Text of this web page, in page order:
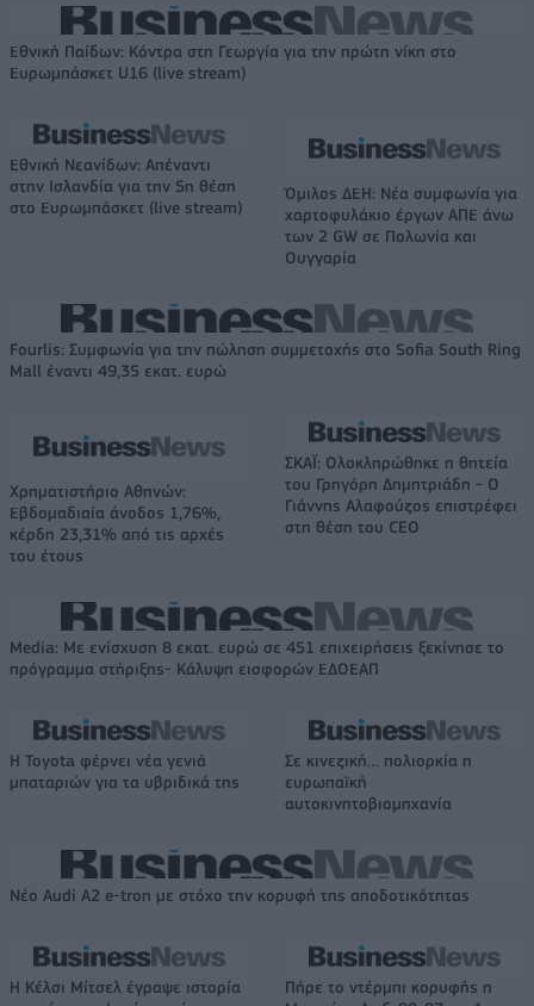
Εθνική Παίδων: Κόντρα στη Γεωργία για την πρώτη νίκη στο
Ευρωμπάσκετ U16 (live stream)
Εθνική Νεανίδων: Απέναντι
στην Ισλανδία για την 5η θέση
στο Ευρωμπάσκετ (live stream)
Όμιλος ΔΕΗ: Νέα συμφωνία για
χαρτοφυλάκιο έργων ΑΠΕ άνω
των 2 GW σε Πολωνία και
Ουγγαρία
Fourlis: Συμφωνία για την πώληση συμμετοχής στο Sofia South Ring
Mall έναντι 49,35 εκατ. ευρώ
Χρηματιστήριο Αθηνών:
Εβδομαδιαία άνοδος 1,76%,
κέρδη 23,31% από τις αρχές
του έτους
ΣΚΑΪ: Ολοκληρώθηκε η θητεία
του Γρηγόρη Δημητριάδη - Ο
Γιάννης Αλαφούζος επιστρέφει
στη θέση του CEO
Media: Με ενίσχυση 8 εκατ. ευρώ σε 451 επιχειρήσεις ξεκίνησε το
πρόγραμμα στήριξης- Κάλυψη εισφορών ΕΔΟΕΑΠ
Η Toyota φέρνει νέα γενιά
μπαταριών για τα υβριδικά της
Σε κινεζική… πολιορκία η
ευρωπαϊκή
αυτοκινητοβιομηχανία
Νέο Audi A2 e-tron με στόχο την κορυφή της αποδοτικότητας
Η Κέλσι Μίτσελ έγραψε ιστορία
Πήρε το ντέρμπι κορυφής η